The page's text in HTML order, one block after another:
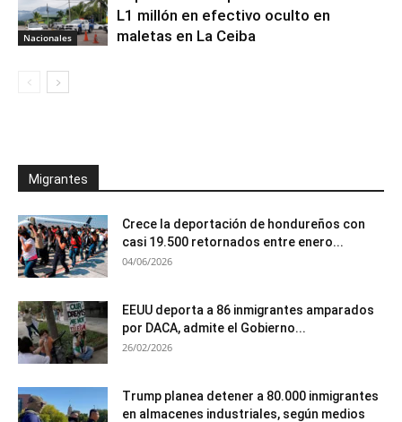
Nacionales
L1 millón en efectivo oculto en
maletas en La Ceiba
Migrantes
Crece la deportación de hondureños con
casi 19.500 retornados entre enero...
04/06/2026
EEUU deporta a 86 inmigrantes amparados
por DACA, admite el Gobierno...
26/02/2026
Trump planea detener a 80.000 inmigrantes
en almacenes industriales, según medios